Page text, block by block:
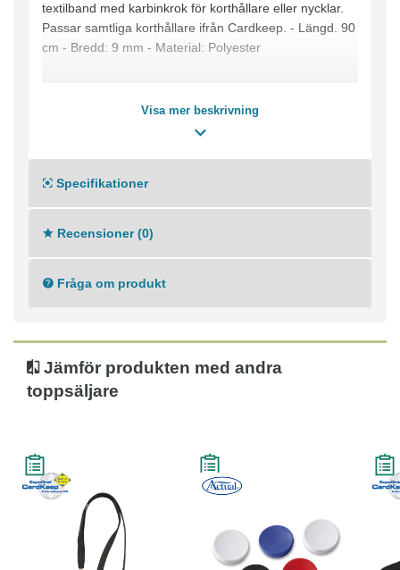
textilband med karbinkrok för korthållare eller nycklar.
Passar samtliga korthållare ifrån Cardkeep. - Längd. 90
cm - Bredd: 9 mm - Material: Polyester
Visa mer beskrivning
Specifikationer
Recensioner (0)
Fråga om produkt
Jämför produkten med andra
toppsäljare